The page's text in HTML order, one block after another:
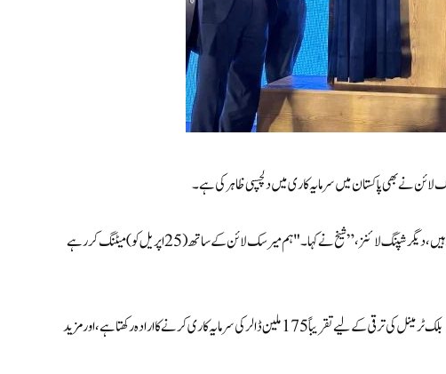
لائن نے بھی پاکستان میں سرمایہ کاری میں دلچسپی ظاہر کی ہے۔
شیخ نے کہا، "ہم دوسری کمپنیوں سے سرمایہ کاری کے منتظر ہیں، جیسے آپ دیکھتے ہیں، دیگر شپنگ لائنز،” شیخ نے کہا۔ "ہم میرسک لائن کے ساتھ (25 اپریل کو) میٹنگ کر رہے
KGTL کے چیف ایگزیکٹو آفیسر خرم عزیز خان نے کہا کہ AD Ports بلک ٹرمینل کی ترقی کے لیے تقریباً 175 ملین ڈالر کی سرمایہ کاری کرنے کا ارادہ رکھتا ہے، اور مزید